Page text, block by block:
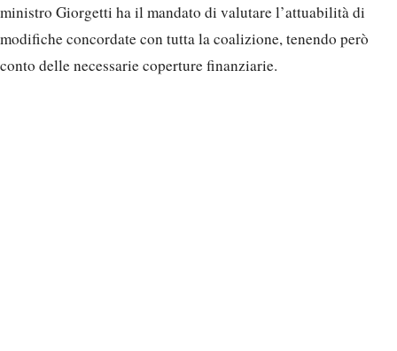
ministro Giorgetti ha il mandato di valutare l’attuabilità di
modifiche concordate con tutta la coalizione, tenendo però
conto delle necessarie coperture finanziarie.